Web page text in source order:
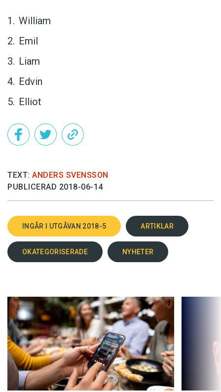
William
Emil
Liam
Edvin
Elliot
TEXT: ANDERS SVENSSON
PUBLICERAD 2018-06-14
INGÅR I UTGÅVAN 2018-5 ARTIKLAR
OKATEGORISERADE NYHETER